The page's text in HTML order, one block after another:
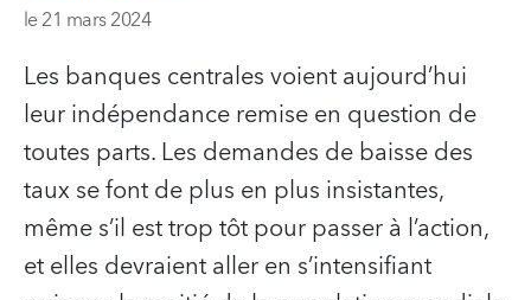
le 21 mars 2024
Les banques centrales voient aujourd’hui
leur indépendance remise en question de
toutes parts. Les demandes de baisse des
taux se font de plus en plus insistantes,
même s’il est trop tôt pour passer à l’action,
et elles devraient aller en s’intensifiant